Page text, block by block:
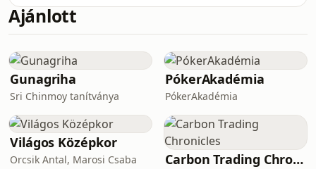
nyelvi igényességükkel és
szabadságtörekvéseikkel
hozzájárulnak Magyarország és
században? Mi az állam szerepe a
kultúrafinanszírozásban, és hol
és nagyvállalatok? Hogyan lehet
edukálni a civil szférát arra, hogy
kultúrát is lehet támogatni? Milyen
kép rajzolódik ki itthon, és mik a
követendő nemzetközi példák?Az
Esterházy Vibe el
Ajánlott
Gunagriha
Sri Chinmoy tanítványa
PókerAkadémia
PókerAkadémia
Világos Középkor
Orcsik Antal, Marosi Csaba Carbon Trading Chronicles